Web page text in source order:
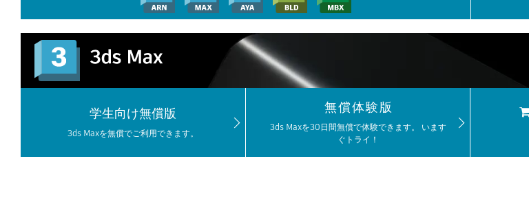
学生向け無償版
3ds Maxを無償でご利用できます。
無償体験版
3ds Maxを30日間無償で体験できます。 います
ぐトライ！